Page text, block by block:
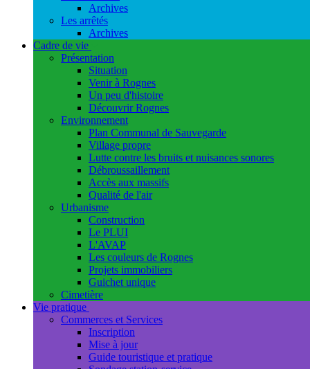
Archives
Les arrêtés
Archives
Cadre de vie
Présentation
Situation
Venir à Rognes
Un peu d'histoire
Découvrir Rognes
Environnement
Plan Communal de Sauvegarde
Village propre
Lutte contre les bruits et nuisances sonores
Débroussaillement
Accès aux massifs
Qualité de l'air
Urbanisme
Construction
Le PLUI
L'AVAP
Les couleurs de Rognes
Projets immobiliers
Guichet unique
Cimetière
Vie pratique
Commerces et Services
Inscription
Mise à jour
Guide touristique et pratique